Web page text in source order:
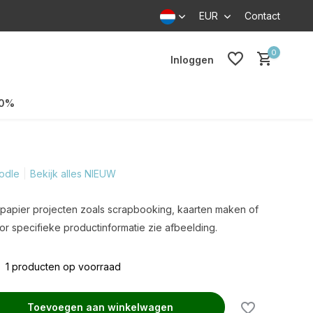
EUR Contact
Inloggen
0
Bekijk alles NIEUW
papier projecten zoals scrapbooking, kaarten maken of
specifieke productinformatie zie afbeelding.
1 producten op voorraad
Toevoegen aan winkelwagen